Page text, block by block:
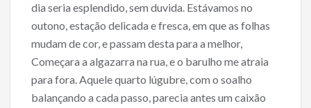
dia seria esplendido, sem duvida. Estávamos no
outono, estação delicada e fresca, em que as folhas
mudam de cor, e passam desta para a melhor,
Começara a algazarra na rua, e o barulho me atraia
para fora. Aquele quarto lúgubre, com o soalho
balançando a cada passo, parecia antes um caixão